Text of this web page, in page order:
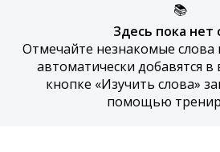
📚
Здесь пока нет
Отмечайте незнакомые
автоматически добавятся
кнопке «Изучить слова»
помощью